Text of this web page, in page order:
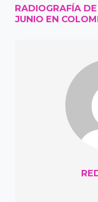
RADIOGRAFÍA
JUNIO EN